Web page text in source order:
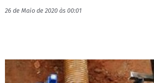
26 de Maio de 2020 às 00:01